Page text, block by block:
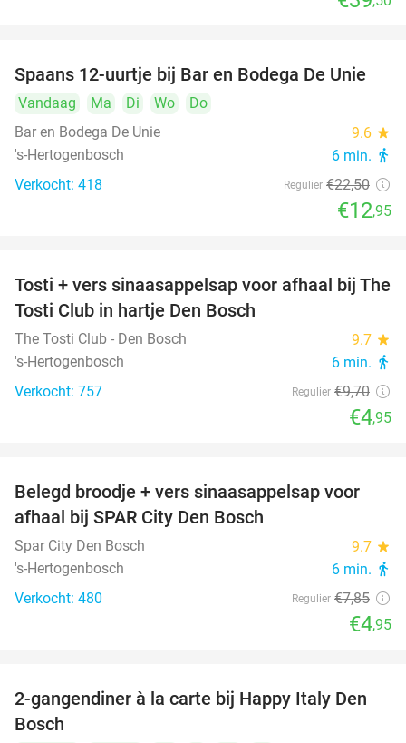
42%
Spaans 12-uurtje bij Bar en Bodega De Unie
Vandaag Ma Di Wo
Do
Bar en Bodega De Unie
9.6 star
's-Hertogenbosch 6 min. directions_walk
Verkocht: 418 Regulier €22,50
€12,95
49%
Tosti + vers sinaasappelsap voor afhaal bij The
Tosti Club in hartje Den Bosch
The Tosti Club - Den Bosch 9.7 star
's-Hertogenbosch 6 min. directions_walk
Verkocht: 757 Regulier €9,70
€4,95
37%
Belegd broodje + vers sinaasappelsap voor
afhaal bij SPAR City Den Bosch
Spar City Den Bosch 9.7 star
's-Hertogenbosch 6 min. directions_walk
Verkocht: 480 Regulier €7,85
€4,95
35%
2-gangendiner à la carte bij Happy Italy Den
Bosch